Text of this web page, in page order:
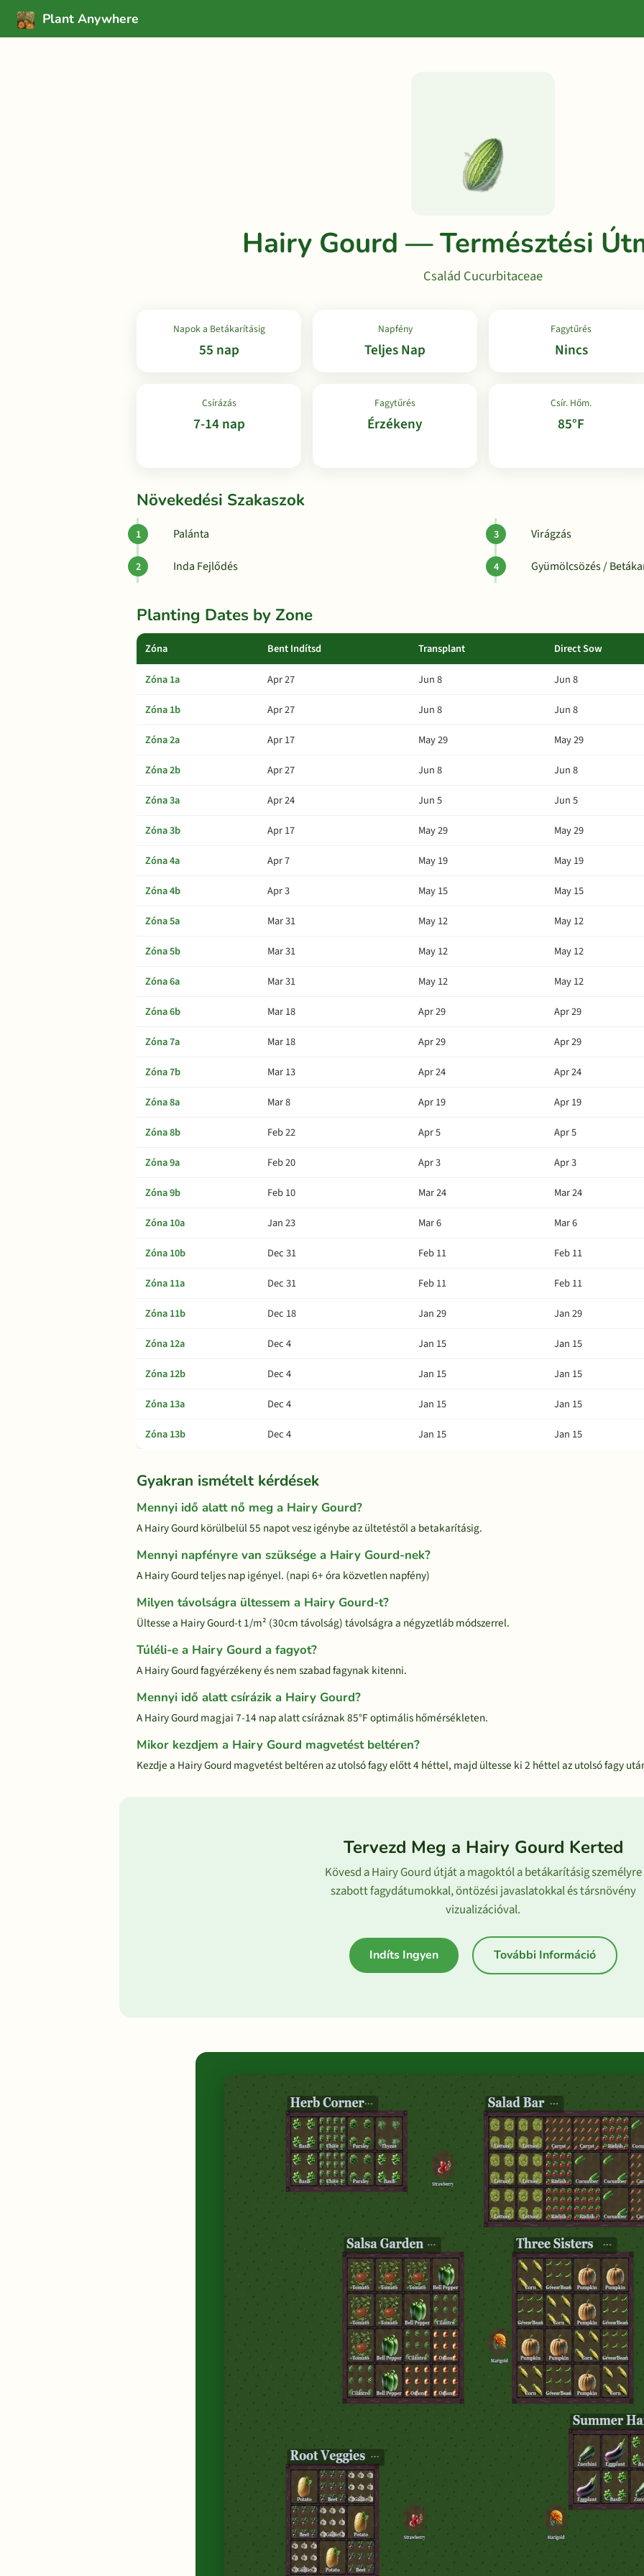
Plant Anywhere
Hairy Gourd — Természtési
Család Cucurbitaceae
Napok a Betákarításig
55 nap
Napfény
Teljes Nap
Fagytűrés
Nincs
Csírázás
7-14 nap
Fagytűrés
Érzékeny
Csír. Hőm.
85°F
Növekedési Szakaszok
Palánta
Inda Fejlődés
Virágzás
Gyümölcsözés /
Planting Dates by Zone
Zóna Bent Indítsd Transplant Direct Sow
Zóna 1a Apr 27 Jun 8
Jun 8
Zóna 1b
Apr 27 Jun 8
Jun 8
Zóna 2a
Apr 17 May 29
May 29
Zóna 2b
Apr 27 Jun 8
Jun 8
Zóna 3a
Apr 24 Jun 5
Jun 5
Zóna 3b
Apr 17 May 29
May 29
Zóna 4a
Apr 7 May 19
May 19
Zóna 4b
Apr 3 May 15
May 15
Zóna 5a
Mar 31 May 12
May 12
Zóna 5b
Mar 31 May 12
May 12
Zóna 6a
Mar 31 May 12
May 12
Zóna 6b
Mar 18 Apr 29
Apr 29
Zóna 7a
Mar 18 Apr 29
Apr 29
Zóna 7b
Mar 13 Apr 24
Apr 24
Zóna 8a
Mar 8 Apr 19
Apr 19
Zóna 8b
Feb 22 Apr 5
Apr 5
Zóna 9a
Feb 20 Apr 3
Apr 3
Zóna 9b
Feb 10 Mar 24
Mar 24
Zóna 10a
Jan 23 Mar 6
Mar 6
Zóna 10b
Dec 31 Feb 11
Feb 11
Zóna 11a
Dec 31 Feb 11
Feb 11
Zóna 11b
Dec 18 Jan 29
Jan 29
Zóna 12a
Dec 4 Jan 15
Jan 15
Zóna 12b
Dec 4 Jan 15
Jan 15
Zóna 13a
Dec 4 Jan 15
Jan 15
Zóna 13b
Dec 4 Jan 15 Jan 15
Gyakran ismételt kérdések
Mennyi idő alatt nő meg a Hairy Gourd?
A Hairy Gourd körülbelül 55 napot vesz igénybe az ültetéstől a betakarításig.
Mennyi napfényre van szüksége a Hairy Gourd-nek?
A Hairy Gourd teljes nap igényel. (napi 6+ óra közvetlen napfény)
Milyen távolságra ültessem a Hairy Gourd-t?
Ültesse a Hairy Gourd-t 1/m² (30cm távolság) távolságra a négyzetláb módszerrel.
Túléli-e a Hairy Gourd a fagyot?
A Hairy Gourd fagyérzékeny és nem szabad fagynak kitenni.
Mennyi idő alatt csírázik a Hairy Gourd?
A Hairy Gourd magjai 7-14 nap alatt csíráznak 85°F optimális hőmérsékleten.
Mikor kezdjem a Hairy Gourd magvetést beltéren?
Kezdje a Hairy Gourd magvetést beltéren az utolsó fagy előtt 4 héttel, majd ültesse ki 2 héttel az utolsó fagy
Tervezd Meg a Hairy Gourd Kerted
Kövesd a Hairy Gourd útját a magoktól a betákarításig személyre
szabott fagydátumokkal, öntözési javaslatokkal és társnövény
vizualizációval.
Indíts Ingyen További Információ